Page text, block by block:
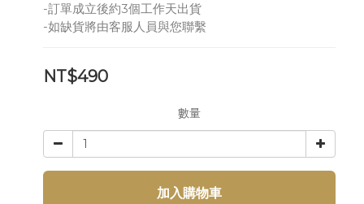
-訂單成立後約3個工作天出貨
-如缺貨將由客服人員與您聯繫
NT$490
數量
加入購物車